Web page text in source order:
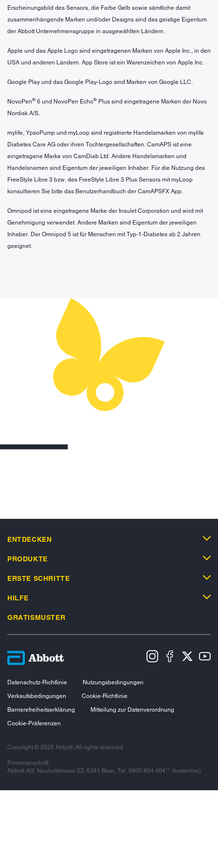
Erscheinungsbild des Sensors, die Farbe Gelb sowie sämtliche damit
zusammenhängende Marken und/oder Designs sind das geistige Eigentum
der Abbott Unternehmensgruppe in ausgewählten Ländern.
Apple und das Apple Logo sind eingetragenen Marken von Apple Inc., in den
USA und anderen Ländern. App Store ist ein Warenzeichen von Apple Inc.
Google Play und das Google Play-Logo sind Marken von Google LLC.
NovoPen® 6 und NovoPen Echo® Plus sind eingetragene Marken der Novo
Nordisk A/S.
mylife, YpsoPump und myLoop sind registrierte Handelsmarken von mylife
Diabetes Care AG oder ihren Tochtergesellschaften. CamAPS ist eine
eingetragene Marke von CamDiab Ltd. Andere Handelsmarken und
Handelsnamen sind Eigentum der jeweiligen Inhaber. Für die Nutzung des
FreeStyle Libre 3 bzw. des FreeStyle Libre 3 Plus Sensors mit myLoop
konsultieren Sie bitte das Benutzerhandbuch der CamAPSFX App.
Omnipod ist eine eingetragene Marke der Insulet Corporation und wird mit
Genehmigung verwendet. Andere Marken sind Eigentum der jeweiligen
Inhaber. Der Omnipod 5 ist für Menschen mit Typ-1-Diabetes ab 2 Jahren
geeignet.
ENTDECKEN
PRODUKTE
ERSTE SCHRITTE
HILFE
GRATISMUSTER
Datenschutz-Richtlinie
Nutzungsbedingungen
Verkaufsbedingungen
Cookie-Richtlinie
Barrierefreiheitserklärung
Mitteilung zur Datenverordnung
Cookie-Präferenzen
Copyright © 2026 Abbott. All rights reserved.
Firmenanschrift:
Abbott AG, Neuhofstrasse 23, 6341 Baar, Tel. 0800 804 404** (kostenlos)